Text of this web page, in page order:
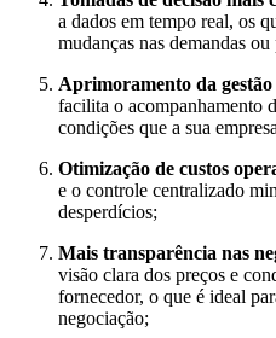
a dados em tempo real, os
mudanças nas demandas
Aprimoramento da
facilita o acompanhamento
condições que a sua
Otimização de custos
e o controle centralizado
desperdícios;
Mais transparência nas
visão clara dos preços e
fornecedor, o que é ideal
negociação;